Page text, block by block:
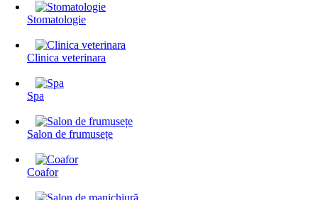
Stomatologie
Clinica veterinara
Spa
Salon de frumusețe
Coafor